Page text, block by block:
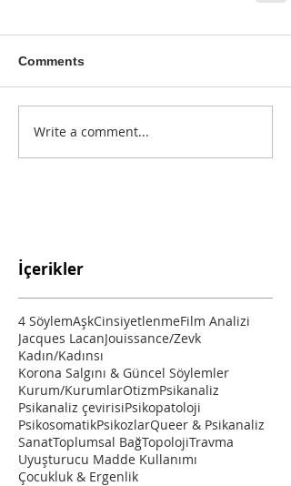
Comments
Write a comment...
İçerikler
4 SöylemAşkCinsiyetlenmeFilm Analizi
Jacques LacanJouissance/Zevk
Kadın/Kadınsı
Korona Salgını & Güncel Söylemler
Kurum/KurumlarOtizmPsikanaliz
Psikanaliz çevirisiPsikopatoloji
PsikosomatikPsikozlarQueer & Psikanaliz
SanatToplumsal BağTopolojiTravma
Uyuşturucu Madde Kullanımı
Çocukluk & Ergenlik